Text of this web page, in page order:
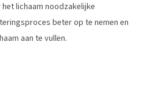
lichaam noodzakelijke
beter op te nemen en
aan te vullen.